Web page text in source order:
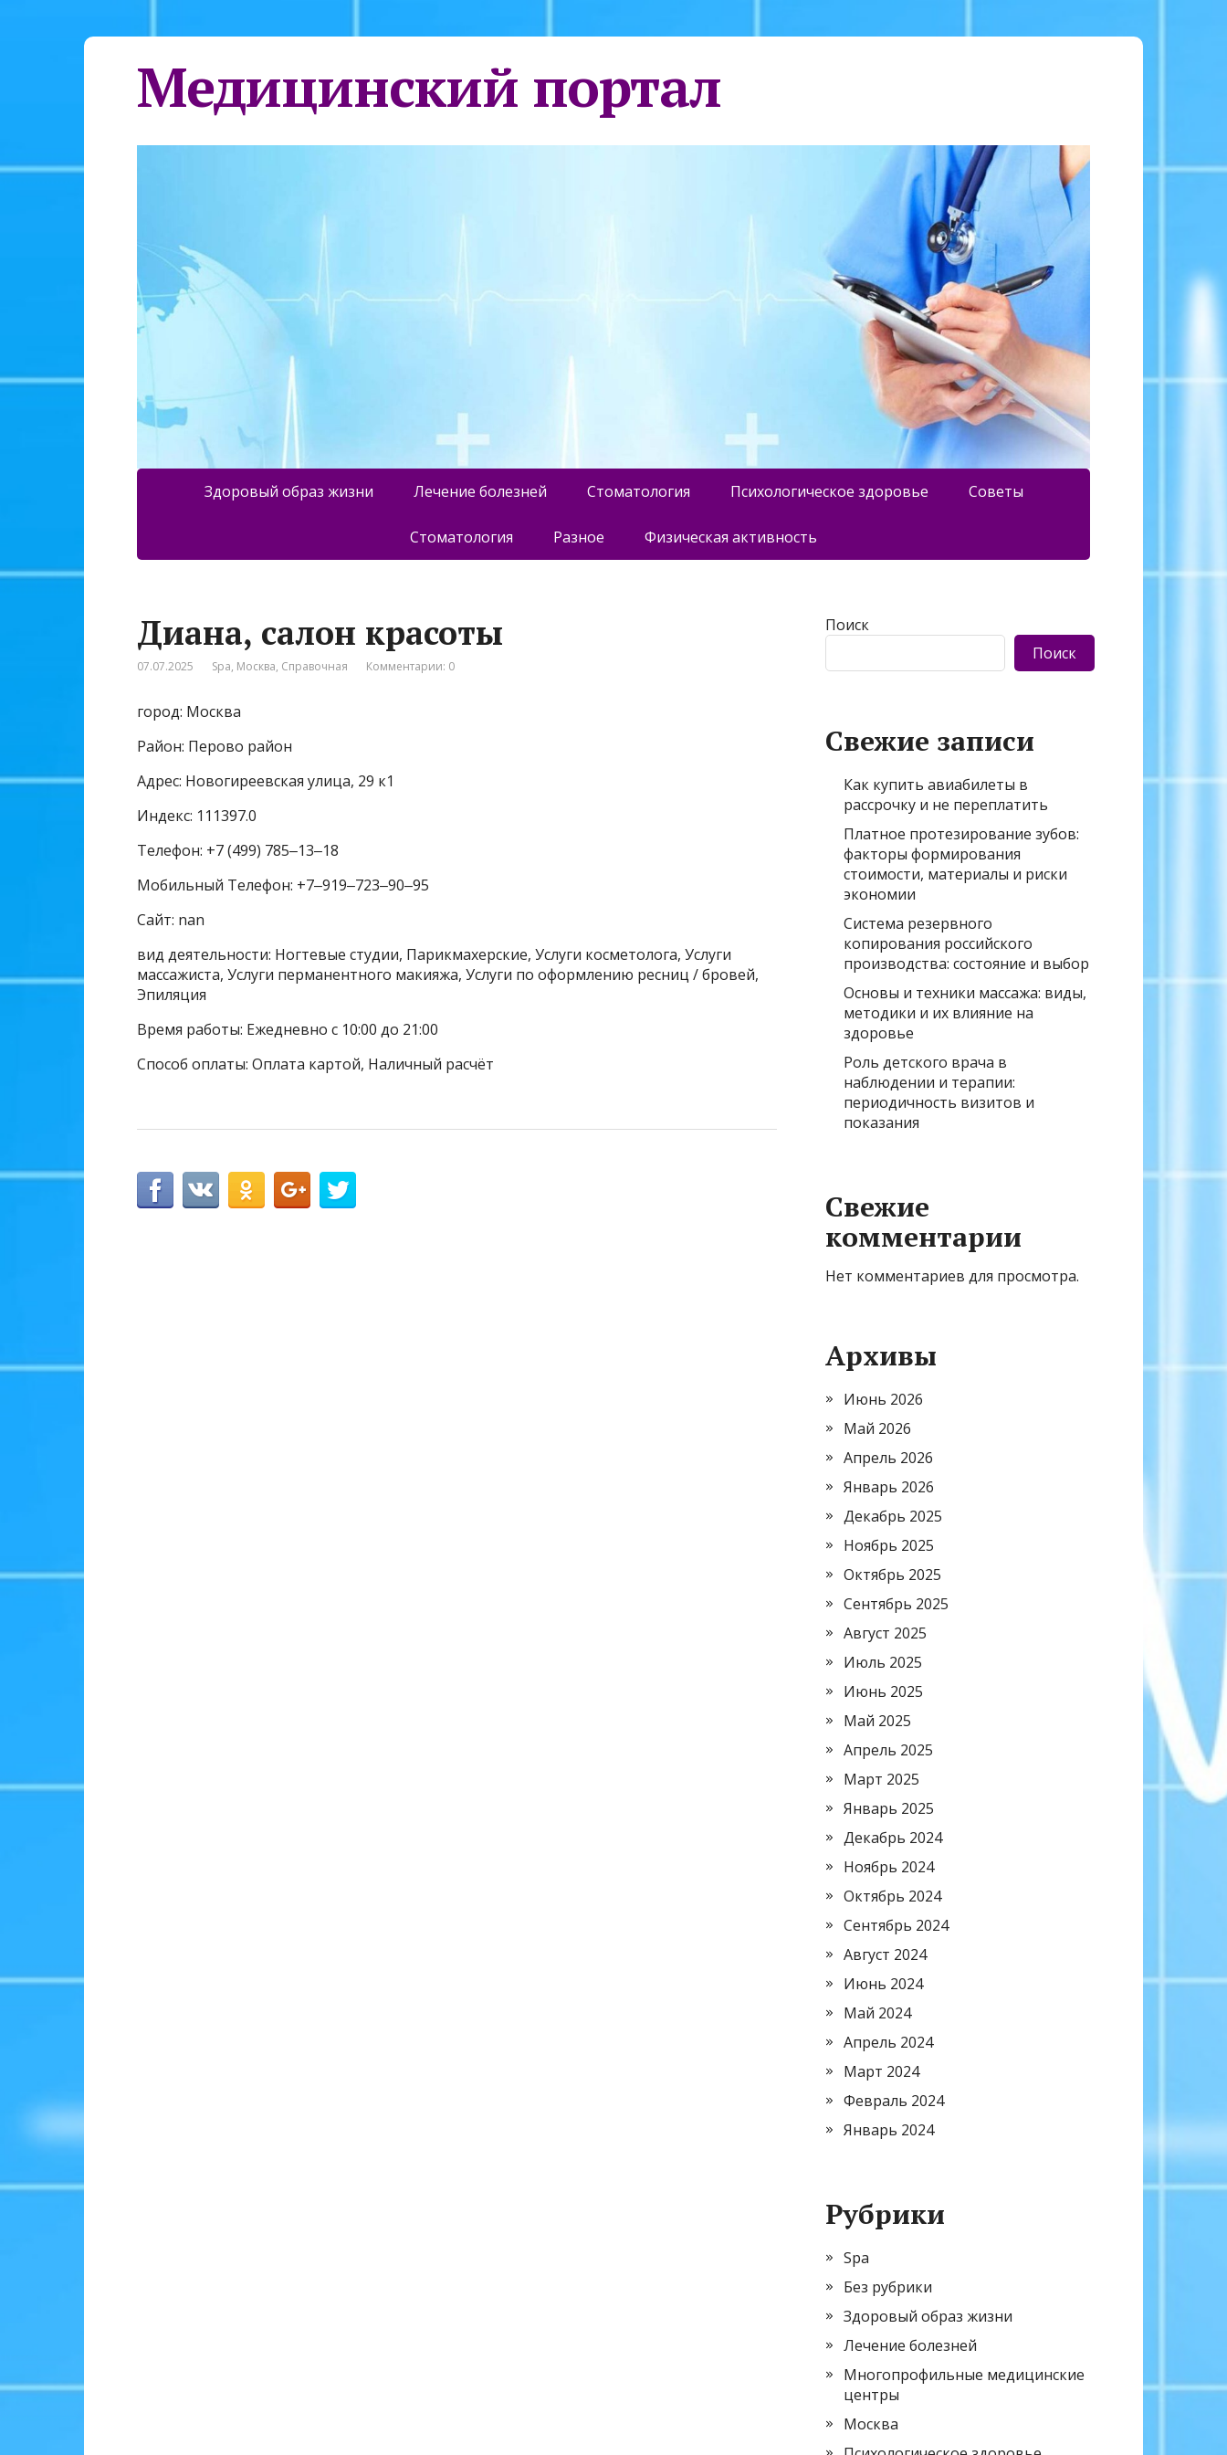
Медицинский портал
Здоровый образ жизни Лечение болезней Стоматология Психологическое здоровье Советы
Стоматология Разное Физическая активность
Диана, салон красоты
07.07.2025 Spa, Москва, Справочная Комментарии: 0
город: Москва
Район: Перово район
Адрес: Новогиреевская улица, 29 к1
Индекс: 111397.0
Телефон: +7 (499) 785‒13‒18
Мобильный Телефон: +7‒919‒723‒90‒95
Сайт: nan
вид деятельности: Ногтевые студии, Парикмахерские, Услуги косметолога, Услуги
массажиста, Услуги перманентного макияжа, Услуги по оформлению ресниц / бровей,
Эпиляция
Время работы: Ежедневно с 10:00 до 21:00
Способ оплаты: Оплата картой, Наличный расчёт
Поиск
Поиск
Свежие записи
Как купить авиабилеты в
рассрочку и не переплатить
Платное протезирование зубов:
факторы формирования
стоимости, материалы и риски
экономии
Система резервного
копирования российского
производства: состояние и выбор
Основы и техники массажа: виды,
методики и их влияние на
здоровье
Роль детского врача в
наблюдении и терапии:
периодичность визитов и
показания
Свежие
комментарии
Нет комментариев для просмотра.
Архивы
Июнь 2026
Май 2026
Апрель 2026
Январь 2026
Декабрь 2025
Ноябрь 2025
Октябрь 2025
Сентябрь 2025
Август 2025
Июль 2025
Июнь 2025
Май 2025
Апрель 2025
Март 2025
Январь 2025
Декабрь 2024
Ноябрь 2024
Октябрь 2024
Сентябрь 2024
Август 2024
Июнь 2024
Май 2024
Апрель 2024
Март 2024
Февраль 2024
Январь 2024
Рубрики
Spa
Без рубрики
Здоровый образ жизни
Лечение болезней
Многопрофильные медицинские
центры
Москва